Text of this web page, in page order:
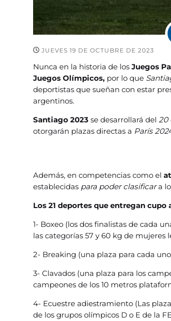
JUEVES 19 DE OCTUBRE DE 2023
Nunca en la historia de losJuegos
Juegos Olímpicos, por lo que
deportistas que sueñan con estar
argentinos.
Santiago 2023 se desarrollará del20
otorgarán plazas directas a París 202
Además, en competencias como el
establecidas para poder clasificara
Los 21 deportes que entregan
1- Boxeo (los dos finalistas de cada
las categorías 57 y 60 kg de mujeres
2- Breaking (una plaza para cada
3- Clavados (una plaza para los
campeones de los 10 metros
4- Ecuestre adiestramiento (Las
de los grupos olímpicos D o E de la